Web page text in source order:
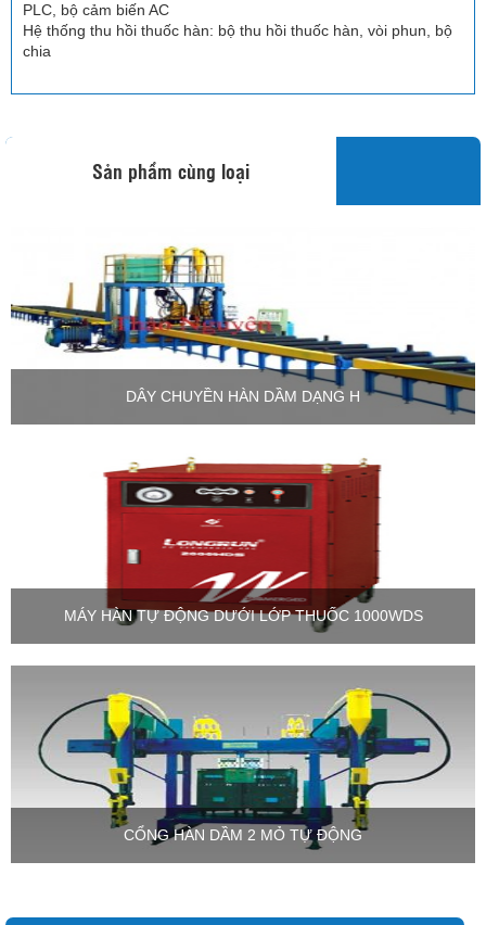
PLC, bộ cảm biến AC
Hệ thống thu hồi thuốc hàn: bộ thu hồi thuốc hàn, vòi phun, bộ
chia
Sản phẩm cùng loại
DÂY CHUYỀN HÀN DẦM DẠNG H
MÁY HÀN TỰ ĐỘNG DƯỚI LỚP THUỐC 1000WDS
CỔNG HÀN DẦM 2 MỎ TỰ ĐỘNG